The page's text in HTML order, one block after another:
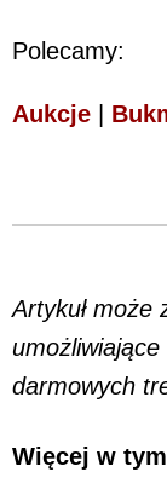
Polecamy:
Aukcje |
Artykuł może
darmowych
Więcej w